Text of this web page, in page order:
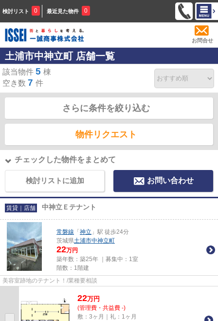
検討リスト 0 最近見た物件 0
お問合せ
土浦市中神立町 店舗一覧
該当物件 5 棟
空き数 7 件
さらに条件を絞り込む
物件リクエスト
チェックした物件をまとめて
検討リストに追加 お問い合わせ
賃貸｜店舗 中神立Ｅテナント
常磐線 「 神立 」駅 徒歩24分
茨城県土浦市中神立町
22万円
築年数：築25年 ｜募集中： 1室
階数：1階建
美容室跡地のテナント！/業種要相談
22万円
(管理費・共益費 -)
敷：3ヶ月｜礼：1ヶ月